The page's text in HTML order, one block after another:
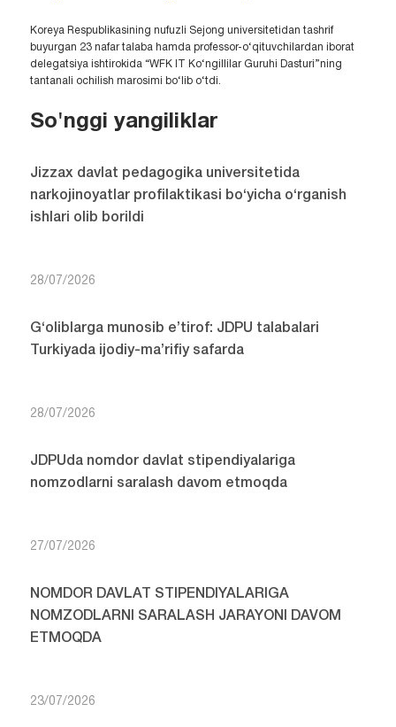
Koreya Respublikasining nufuzli Sejong universitetidan tashrif
buyurgan 23 nafar talaba hamda professor-o‘qituvchilardan iborat
delegatsiya ishtirokida “WFK IT Ko‘ngillilar Guruhi Dasturi”ning
tantanali ochilish marosimi bo‘lib o‘tdi.
So'nggi yangiliklar
Jizzax davlat pedagogika universitetida
narkojinoyatlar profilaktikasi bo‘yicha o‘rganish
ishlari olib borildi
28/07/2026
G‘oliblarga munosib e’tirof: JDPU talabalari
Turkiyada ijodiy-ma’rifiy safarda
28/07/2026
JDPUda nomdor davlat stipendiyalariga
nomzodlarni saralash davom etmoqda
27/07/2026
NOMDOR DAVLAT STIPENDIYALARIGA
NOMZODLARNI SARALASH JARAYONI DAVOM
ETMOQDA
23/07/2026